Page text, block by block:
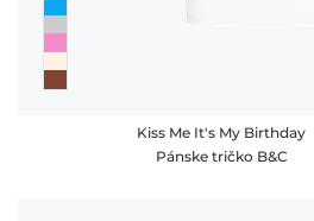
Kiss Me It's My Birthday
Pánske tričko B&C